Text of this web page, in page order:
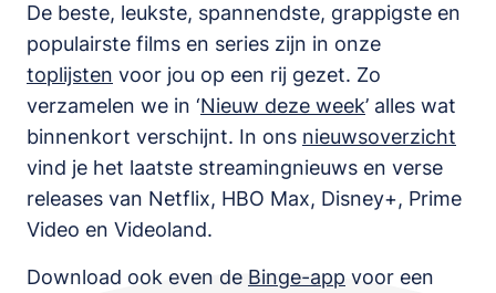
De beste, leukste, spannendste, grappigste en
populairste films en series zijn in onze
toplijsten voor jou op een rij gezet. Zo
verzamelen we in ‘Nieuw deze week’ alles wat
binnenkort verschijnt. In ons nieuwsoverzicht
vind je het laatste streamingnieuws en verse
releases van Netflix, HBO Max, Disney+, Prime
Video en Videoland.
Download ook even de Binge-app voor een